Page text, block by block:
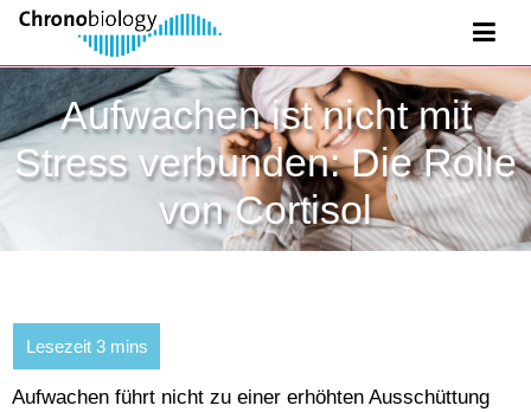
Aufwachen ist nicht mit
Stress verbunden: Die Rolle
von Cortisol
Aufwachen führt nicht zu einer erhöhten Ausschüttung